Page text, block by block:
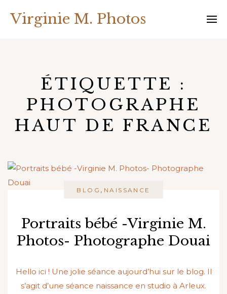
Virginie M. Photos
ÉTIQUETTE :
PHOTOGRAPHE
HAUT DE FRANCE
BLOG , NAISSANCE
Portraits bébé -Virginie M.
Photos- Photographe Douai
Hello ici ! Une jolie séance aujourd’hui sur le blog. Il
s’agit d’une séance naissance en studio à Arleux.